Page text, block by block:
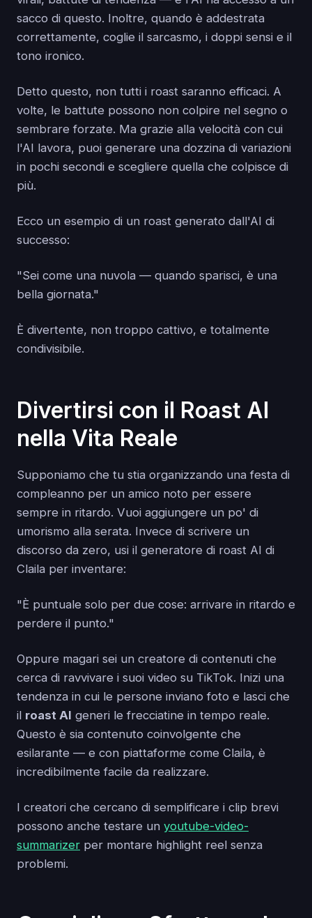
sacco di questo. Inoltre, quando è addestrata
correttamente, coglie il sarcasmo, i doppi sensi e il
tono ironico.
Detto questo, non tutti i roast saranno efficaci. A
volte, le battute possono non colpire nel segno o
sembrare forzate. Ma grazie alla velocità con cui
l'AI lavora, puoi generare una dozzina di variazioni
in pochi secondi e scegliere quella che colpisce di
più.
Ecco un esempio di un roast generato dall'AI di
successo:
"Sei come una nuvola — quando sparisci, è una
bella giornata."
È divertente, non troppo cattivo, e totalmente
condivisibile.
Divertirsi con il Roast AI
nella Vita Reale
Supponiamo che tu stia organizzando una festa di
compleanno per un amico noto per essere
sempre in ritardo. Vuoi aggiungere un po' di
umorismo alla serata. Invece di scrivere un
discorso da zero, usi il generatore di roast AI di
Claila per inventare:
"È puntuale solo per due cose: arrivare in ritardo e
perdere il punto."
Oppure magari sei un creatore di contenuti che
cerca di ravvivare i suoi video su TikTok. Inizi una
tendenza in cui le persone inviano foto e lasci che
il roast AI generi le frecciatine in tempo reale.
Questo è sia contenuto coinvolgente che
esilarante — e con piattaforme come Claila, è
incredibilmente facile da realizzare.
I creatori che cercano di semplificare i clip brevi
possono anche testare un youtube-video-
summarizer per montare highlight reel senza
problemi.